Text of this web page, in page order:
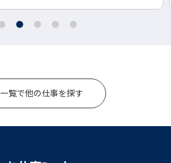
一覧で他の仕事を探す